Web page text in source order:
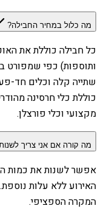
מה כלול במחיר החבילה?
כל חבילה כוללת את
כוללת כלי חרסינה
מקצועי וכלי פורצלן.
מה קורה אם אני צריך
האירוע ללא עלות
המקרה הספציפי.